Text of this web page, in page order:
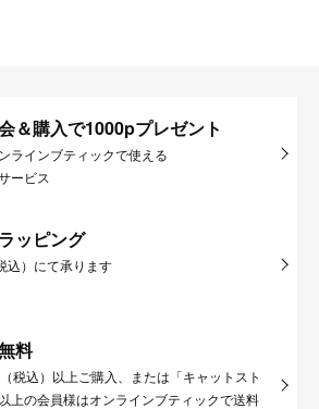
＆購入で1000pプレゼント
ラインブティックで使える
ービス
ッピング
込）にて承ります
料
税込）以上ご購入、または「キャットスト
上の会員様はオンラインブティックで送料